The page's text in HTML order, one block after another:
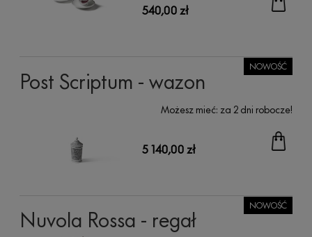
540,00 zł
Post Scriptum - wazon
Możesz mieć: za 2 dni robocze!
5 140,00 zł
NOWOŚĆ
Nuvola Rossa - regał
NOWOŚĆ